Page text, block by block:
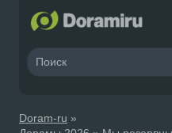
Doram-ru »